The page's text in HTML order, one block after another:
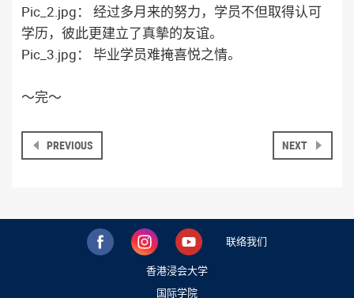
Pic_2.jpg： 经过多月来的努力，学员不但取得认可
学历，彼此更建立了真摰的友谊。
Pic_3.jpg： 毕业学员难掩喜悦之情。
～完～
PREVIOUS NEXT
联络我们
香港浸会大学
国际学院